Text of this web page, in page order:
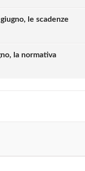
le scadenze
la normativa